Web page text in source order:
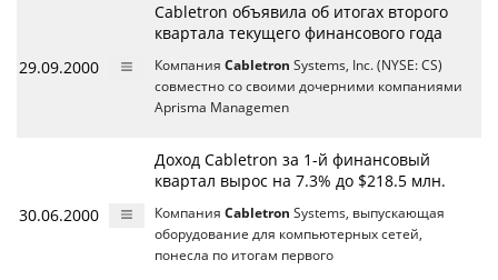
29.09.2000
Cabletron объявила об итогах второго
квартала текущего финансового года
Компания Cabletron Systems, Inc. (NYSE: CS)
совместно со своими дочерними компаниями
Aprisma Managemen
30.06.2000
Доход Cabletron за 1-й финансовый
квартал вырос на 7.3% до $218.5 млн.
Компания Cabletron Systems, выпускающая
оборудование для компьютерных сетей,
понесла по итогам первого